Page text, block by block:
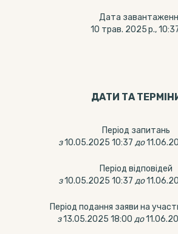
Дата
10 трав. 2025 р.,
ДАТИ ТА
Період запитань
з10.05.2025 10:37 до
Період відповідей
з10.05.2025 10:37 до
Період подання заяви на
з13.05.2025 18:00 до